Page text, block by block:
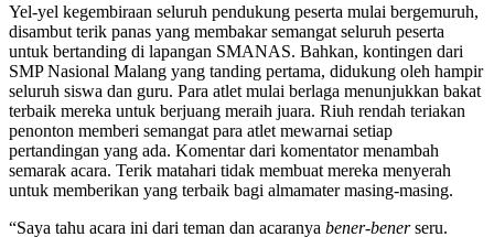
Yel-yel kegembiraan seluruh pendukung peserta mulai bergemuruh,
disambut terik panas yang membakar semangat seluruh peserta
untuk bertanding di lapangan SMANAS. Bahkan, kontingen dari
SMP Nasional Malang yang tanding pertama, didukung oleh hampir
seluruh siswa dan guru. Para atlet mulai berlaga menunjukkan bakat
terbaik mereka untuk berjuang meraih juara. Riuh rendah teriakan
penonton memberi semangat para atlet mewarnai setiap
pertandingan yang ada. Komentar dari komentator menambah
semarak acara. Terik matahari tidak membuat mereka menyerah
untuk memberikan yang terbaik bagi almamater masing-masing.
“Saya tahu acara ini dari teman dan acaranya bener-benerseru.